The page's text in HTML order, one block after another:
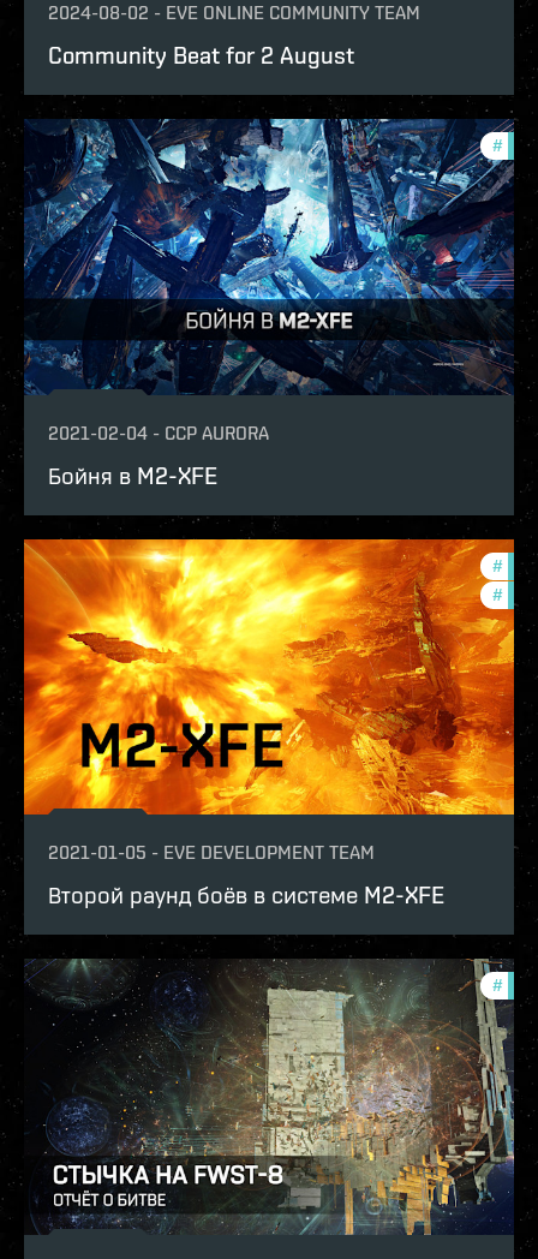
2024-08-02 - EVE ONLINE COMMUNITY TEAM
Community Beat for 2 August
#
2021-02-04 - CCP AURORA
Бойня в M2-XFE
# pvp
#
2021-01-05 - EVE DEVELOPMENT TEAM
Второй раунд боёв в системе M2-XFE
#